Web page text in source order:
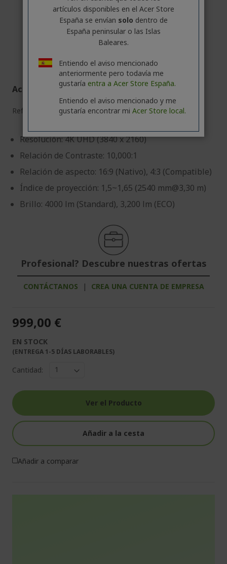
Acer Proyector | H6815BD | Blanco
Ref. MR.JTA11.002
Resolución: 4K UHD (3840 x 2160)
Relación de Contraste: 10,000:1
Relación de aspecto: 16:9 (Nativo), 4:3 (Compatible)
Índice de proyección: 1,5~1,65 (2540 mm@3,30 m)
Brillo: 4000 lm (Standard), 3,200 lm (ECO)
Profesional? Descubre nuestras ofertas
CONTÁCTANOS | CREA UNA CUENTA DE EMPRESA
999,00 €
EN STOCK
(ENTREGA 1-5 DÍAS LABORABLES)
Cantidad:
Ver el Producto
Añadir a la cesta
Añadir a comparar
artículos disponibles en el Acer Store
España se envían solo dentro de
España peninsular o las Islas
Baleares.
Entiendo el aviso mencionado
anteriormente pero todavía me
gustaría entra a Acer Store España.
Entiendo el aviso mencionado y me
gustaría encontrar mi Acer Store local.